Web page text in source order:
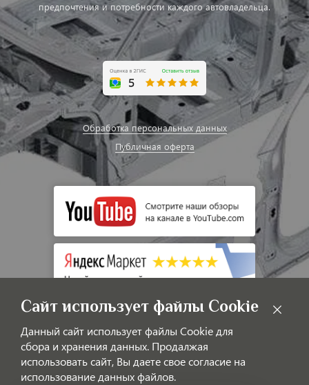
предпочтения и потребности каждого автовладельца.
Обработка персональных данных
Публичная оферта
© LAOTIGGO — Интернет-магазин автозапчастей для китайских
Сайт использует файлы Cookie
Данный сайт использует файлы Cookie для
сбора и хранения данных. Продалжая
использовать сайт, Вы даете свое согласие на
использование данных файлов.